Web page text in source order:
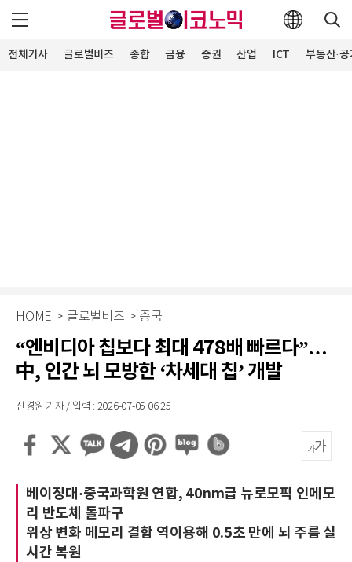
전체기사 글로벌비즈 종합 금융 증권 산업 ICT 부동산·
HOME > 글로벌비즈 > 중국
“엔비디아 칩보다 최대 478배 빠르다”…
中, 인간 뇌 모방한 ‘차세대 칩’ 개발
신경원 기자 / 입력 : 2026-07-05 06:25
베이징대·중국과학원 연합, 40nm급 뉴로모픽 인메모
리 반도체 돌파구
위상 변화 메모리 결함 역이용해 0.5초 만에 뇌 주름 실
시간 복원